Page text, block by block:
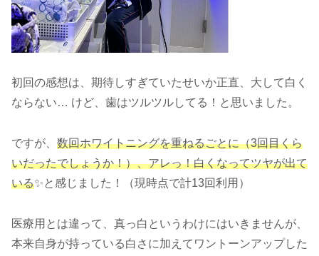
初回の感想は、期待しすぎていたせいか正直、大して白く
ならない… けど、歯はツルツルしてる！と思いました。
ですが、 数回ホワイトニングを重ねるごとに（3回目くら
いだったでしょうか！）、アレっ！白くなってツヤが出て
いる✨と感じました！（現時点で計13回利用）
医療用とは違って、真っ白というわけにはいきませんが、
本来自身が持っている白さに加えてワントーンアップした